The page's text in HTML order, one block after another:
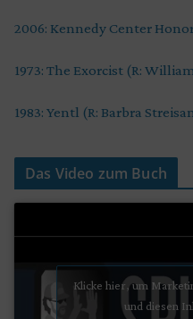
2006: Kennedy Center
1973: The Exorcist (R:
1983: Yentl (R: Barbra
Das Video zum Buch
Klicke hier, um
und diesen